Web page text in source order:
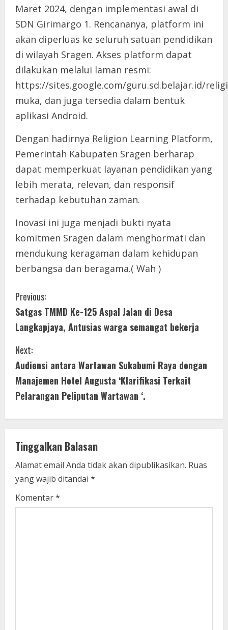
Maret 2024, dengan implementasi awal di
SDN Girimargo 1. Rencananya, platform ini
akan diperluas ke seluruh satuan pendidikan
di wilayah Sragen. Akses platform dapat
dilakukan melalui laman resmi:
https://sites.google.com/guru.sd.belajar.id/
muka, dan juga tersedia dalam bentuk
aplikasi Android.
Dengan hadirnya Religion Learning Platform,
Pemerintah Kabupaten Sragen berharap
dapat memperkuat layanan pendidikan yang
lebih merata, relevan, dan responsif
terhadap kebutuhan zaman.
Inovasi ini juga menjadi bukti nyata
komitmen Sragen dalam menghormati dan
mendukung keragaman dalam kehidupan
berbangsa dan beragama.( Wah )
C
o
n
t
i
n
u
e
R
e
a
Previous:
Satgas TMMD Ke-125 Aspal Jalan di Desa
Langkapjaya, Antusias warga semangat bekerja
Next:
Audiensi antara Wartawan Sukabumi Raya dengan
Manajemen Hotel Augusta ‘Klarifikasi Terkait
Pelarangan Peliputan Wartawan ‘.
Tinggalkan Balasan
Alamat email Anda tidak akan dipublikasikan. Ruas
yang wajib ditandai *
Komentar*